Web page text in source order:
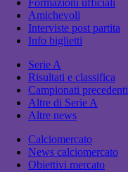
Formazioni ufficiali
Amichevoli
Interviste post partita
Info biglietti
Serie A
Risultati e classifica
Campionati precedenti
Altre di Serie A
Altre news
Calciomercato
News calciomercato
Obiettivi mercato